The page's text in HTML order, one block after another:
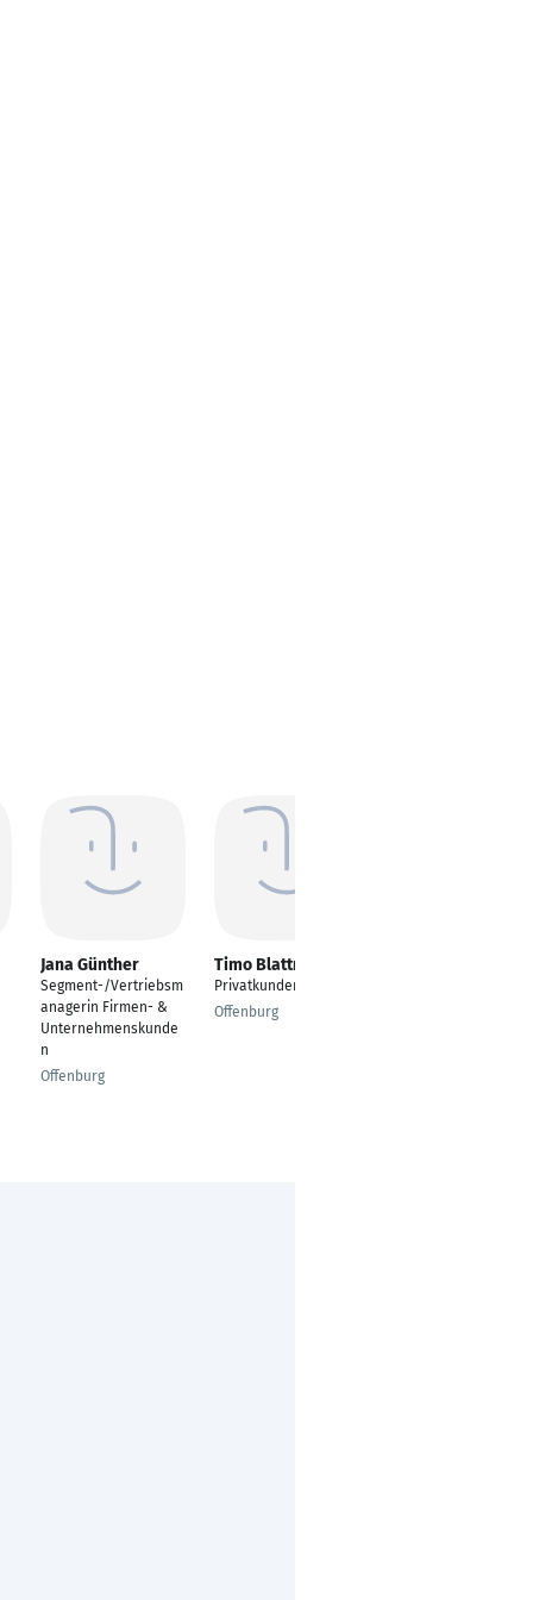
Jana Günther
Segment-/Vertriebsm
anagerin Firmen- &
Unternehmenskunde
n
Offenburg
Timo Blattmann
Privatkundenberater
Offenburg